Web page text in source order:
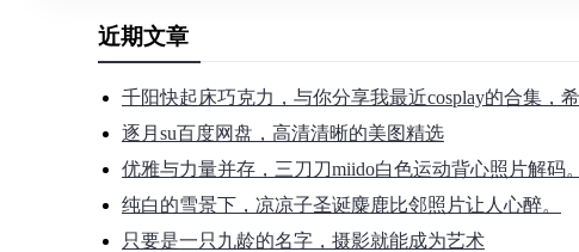
近期文章
千阳快起床巧克力，与你分享我最近cosplay的合集，
逐月su百度网盘，高清清晰的美图精选
优雅与力量并存，三刀刀miido白色运动背心照片解码。
纯白的雪景下，凉凉子圣诞麋鹿比邻照片让人心醉。
只要是一只九龄的名字，摄影就能成为艺术